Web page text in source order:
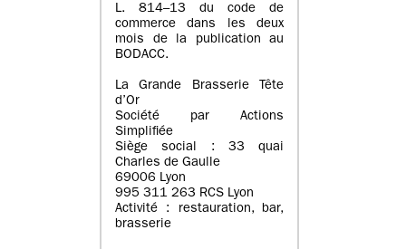
L. 814–13 du code de
commerce dans les deux
mois de la publication au
BODACC.
La Grande Brasserie Tête
d’Or
Société par Actions
Simplifiée
Siège social : 33 quai
Charles de Gaulle
69006 Lyon
995 311 263 RCS Lyon
Activité : restauration, bar,
brasserie